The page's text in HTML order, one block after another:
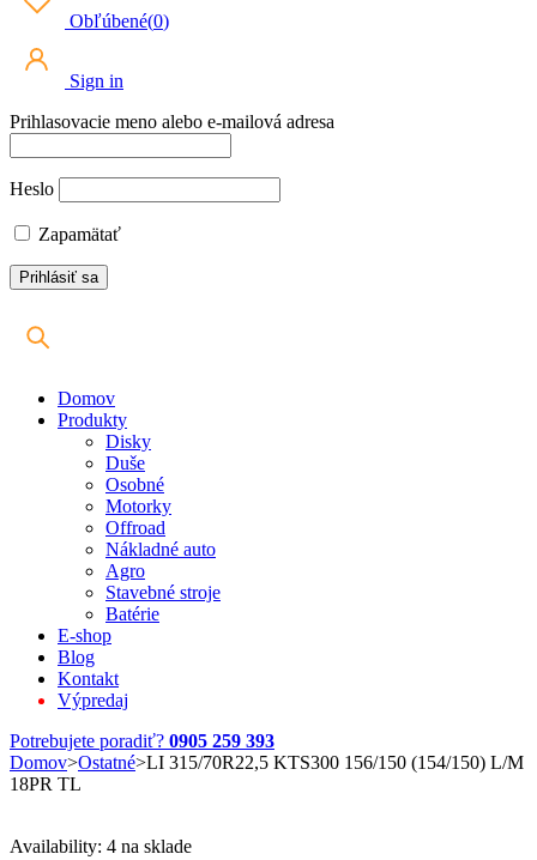
Obľúbené(0)
Sign in
Prihlasovacie meno alebo e-mailová adresa
Heslo
Zapamätať
Domov
Produkty
Disky
Duše
Osobné
Motorky
Offroad
Nákladné auto
Agro
Stavebné stroje
Batérie
E-shop
Blog
Kontakt
Výpredaj
Potrebujete poradiť? 0905 259 393
Domov>Ostatné>LI 315/70R22,5 KTS300 156/150 (154/150) L/M
18PR TL
Availability: 4 na sklade